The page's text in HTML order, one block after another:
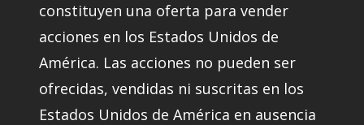
constituyen una oferta para vender
acciones en los Estados Unidos de
América. Las acciones no pueden ser
ofrecidas, vendidas ni suscritas en los
Estados Unidos de América en ausencia